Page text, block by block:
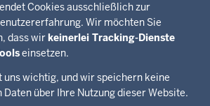
Cookies ausschließlich zur
Wir möchten Sie
dass wirkeinerlei Tracking-Dienste
einsetzen.
uns wichtig, und wir speichern keine
Daten über Ihre Nutzung dieser Website.